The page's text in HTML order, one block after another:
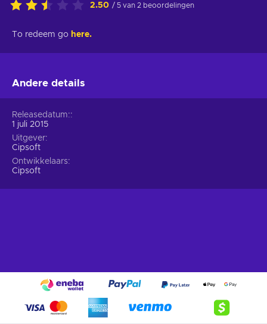
2.50 / 5 van 2 beoordelingen
To redeem go here.
Andere details
Releasedatum:
1 juli 2015
Uitgever
Cipsoft
Ontwikkelaars
Cipsoft